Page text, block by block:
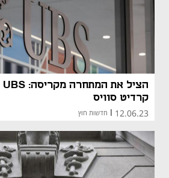
קרדיט סוויס
12.06.23
| חדשות חוץ